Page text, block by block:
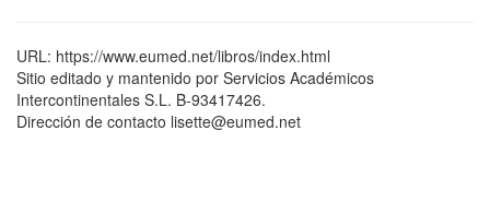
URL: https://www.eumed.net/libros/index.html
Sitio editado y mantenido por Servicios Académicos
Intercontinentales S.L. B-93417426.
Dirección de contacto lisette@eumed.net